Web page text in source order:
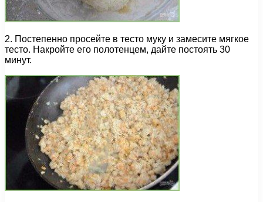
2. Постепенно просейте в тесто муку и замесите мягкое
тесто. Накройте его полотенцем, дайте постоять 30
минут.